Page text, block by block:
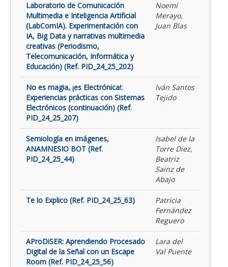
Laboratorio de Comunicación
Multimedia e Inteligencia Artificial
(LabComIA). Experimentación con
IA, Big Data y narrativas multimedia
creativas (Periodismo,
Telecomunicación, Informática y
Educación) (Ref. PID_24_25_202)
Noemí
Merayo,
Juan Blas
No es magia, ¡es Electrónica!:
Experiencias prácticas con Sistemas
Electrónicos (continuación) (Ref.
PID_24_25_207)
Iván Santos
Tejido
Semiología en imágenes,
ANAMNESIO BOT (Ref.
PID_24_25_44)
Isabel de la
Torre Diez,
Beatriz
Sainz de
Abajo
Te lo Explico (Ref. PID_24_25_63)
Patricia
Fernández
Reguero
AProDiSER: Aprendiendo Procesado
Digital de la Señal con un Escape
Room (Ref. PID_24_25_56)
Lara del
Val Puente